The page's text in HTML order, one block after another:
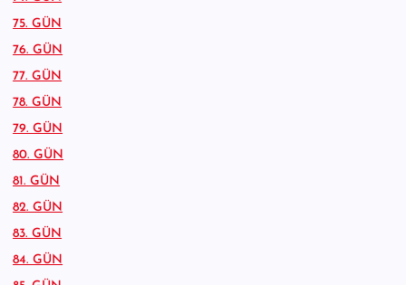
75. GÜN
76. GÜN
77. GÜN
78. GÜN
79. GÜN
80. GÜN
81. GÜN
82. GÜN
83. GÜN
84. GÜN